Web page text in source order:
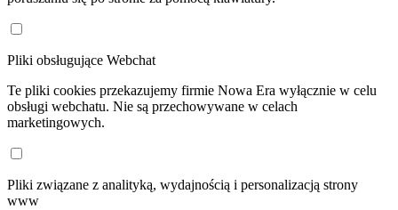
Pliki obsługujące Webchat
Te pliki cookies przekazujemy firmie Nowa Era wyłącznie w celu
obsługi webchatu. Nie są przechowywane w celach
marketingowych.
Pliki związane z analityką, wydajnością i personalizacją strony
www